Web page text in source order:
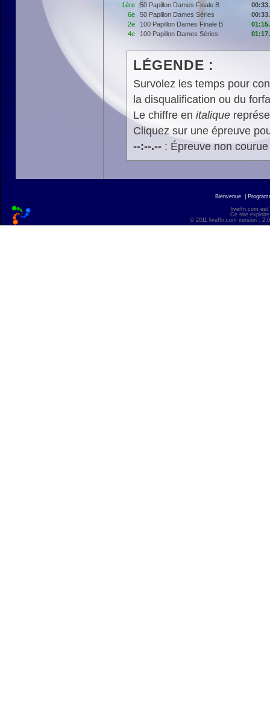
1ère
50 Papillon Dames Finale B
6e
50 Papillon Dames Séries
2e
100 Papillon Dames Finale B
4e
100 Papillon Dames Séries
LÉGENDE :
Survolez les temps pour
la disqualification ou du
Le chiffre en italique
Cliquez sur une épreuve
--:--.--: Épreuve non
Bienvenue
liveffn.com est
Ce site
© 2011 liveffn.com version :